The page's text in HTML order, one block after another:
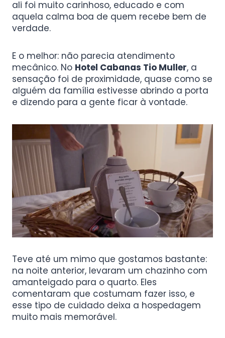
ali foi muito carinhoso, educado e com
aquela calma boa de quem recebe bem de
verdade.
E o melhor: não parecia atendimento
mecânico. No Hotel Cabanas Tio Muller, a
sensação foi de proximidade, quase como se
alguém da família estivesse abrindo a porta
e dizendo para a gente ficar à vontade.
Teve até um mimo que gostamos bastante:
na noite anterior, levaram um chazinho com
amanteigado para o quarto. Eles
comentaram que costumam fazer isso, e
esse tipo de cuidado deixa a hospedagem
muito mais memorável.